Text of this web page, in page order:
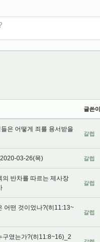
글쓴이
은 어떻게 죄를 용서받을
갈렙
03-26(목) 갈렙
반차를 따르는 제사장
갈렙
어떤 것이었나?(히11:13~
갈렙
구였는가?(히11:8~16)_2